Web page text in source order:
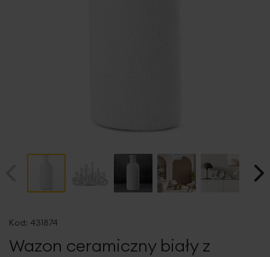
początek
galerii
Kod: 431874
Wazon ceramiczny biały z